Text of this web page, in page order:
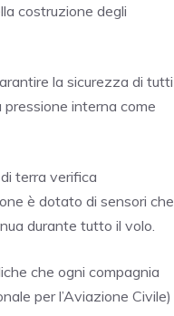
costruzione degli
la sicurezza di tutti
pressione interna come
terra verifica
è dotato di sensori che
durante tutto il volo.
che ogni compagnia
per l’Aviazione Civile)